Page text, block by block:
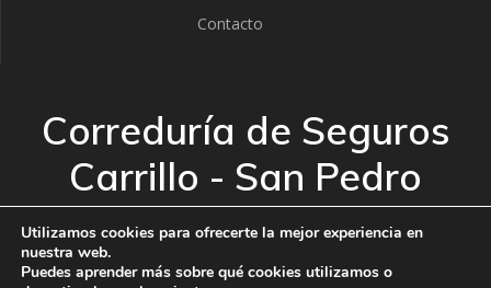
Contacto
Correduría de Seguros
Carrillo - San Pedro
Alcántara
© 2026 Correduría de Seguros Carrillo - San Pedro
Utilizamos cookies para ofrecerte la mejor experiencia en
nuestra web.
Puedes aprender más sobre qué cookies utilizamos o